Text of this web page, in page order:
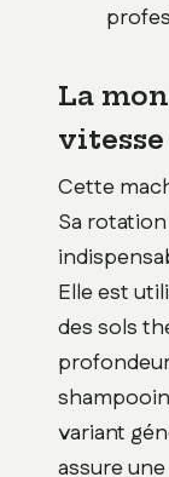
La
Cette
Sa
Elle est
des sols
variant
assure